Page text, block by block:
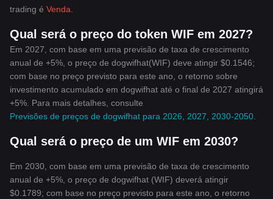
trading é Venda
Qual será o preço do token WIF em 2027?
Em 2027, com base em uma previsão de taxa de crescimento
anual de +5%, o preço de dogwifhat(WIF) deve atingir $0.1546;
com base no preço previsto para este ano, o retorno sobre
investimento acumulado em dogwifhat até o final de 2027 atingirá
+5%. Para mais detalhes, consulte
Previsões de preços de dogwifhat para 2026, 2027, 2030-2050
Qual será o preço de um WIF em 2030?
Em 2030, com base em uma previsão de taxa de crescimento
anual de +5%, o preço de dogwifhat (WIF) deverá atingir
$0.1789; com base no preço previsto para este ano, o retorno